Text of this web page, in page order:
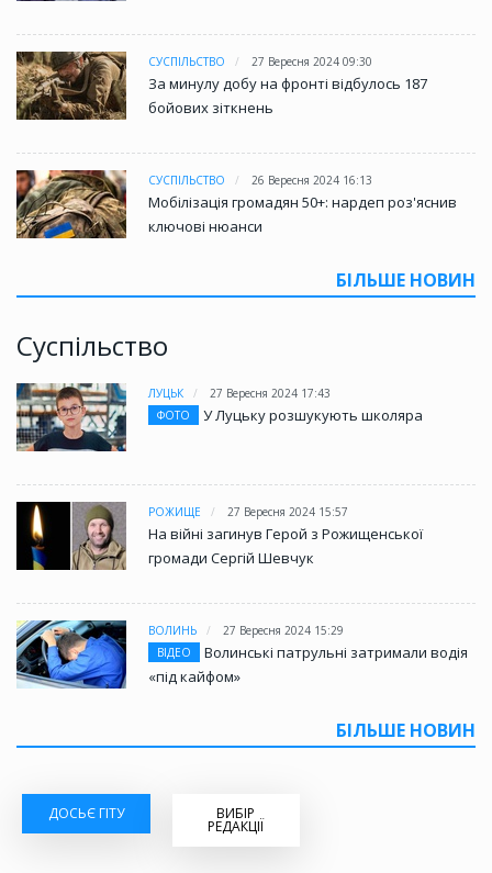
СУСПІЛЬСТВО 27 Вересня 2024 09:30
За минулу добу на фронті відбулось 187
бойових зіткнень
СУСПІЛЬСТВО 26 Вересня 2024 16:13
Мобілізація громадян 50+: нардеп роз'яснив
ключові нюанси
БІЛЬШЕ НОВИН
Суспільство
ЛУЦЬК
27 Вересня 2024 17:43
ФОТО
У Луцьку розшукують школяра
РОЖИЩЕ 27 Вересня 2024 15:57
На війні загинув Герой з Рожищенської
громади Сергій Шевчук
ВОЛИНЬ
27 Вересня 2024 15:29
ВІДЕО
Волинські патрульні затримали водія
«під кайфом»
БІЛЬШЕ НОВИН
ДОСЬЄ ГІТУ ВИБІР
РЕДАКЦІЇ